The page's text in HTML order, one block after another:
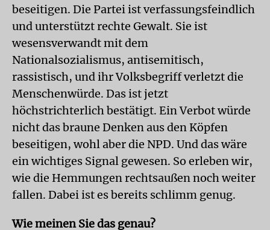
beseitigen. Die Partei ist verfassungsfeindlich
und unterstützt rechte Gewalt. Sie ist
wesensverwandt mit dem
Nationalsozialismus, antisemitisch,
rassistisch, und ihr Volksbegriff verletzt die
Menschenwürde. Das ist jetzt
höchstrichterlich bestätigt. Ein Verbot würde
nicht das braune Denken aus den Köpfen
beseitigen, wohl aber die NPD. Und das wäre
ein wichtiges Signal gewesen. So erleben wir,
wie die Hemmungen rechtsaußen noch weiter
fallen. Dabei ist es bereits schlimm genug.
Wie meinen Sie das genau?